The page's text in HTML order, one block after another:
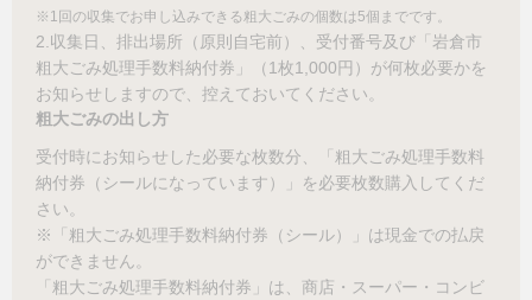
※1回の収集でお申し込みできる粗大ごみの個数は5個までです。
2.収集日、排出場所（原則自宅前）、受付番号及び「岩倉市
粗大ごみ処理手数料納付券」（1枚1,000円）が何枚必要かを
お知らせしますので、控えておいてください。
粗大ごみの出し方
受付時にお知らせした必要な枚数分、「粗大ごみ処理手数料
納付券（シールになっています）」を必要枚数購入してくだ
さい。
※「粗大ごみ処理手数料納付券（シール）」は現金での払戻
ができません。
「粗大ごみ処理手数料納付券」は、商店・スーパー・コンビ